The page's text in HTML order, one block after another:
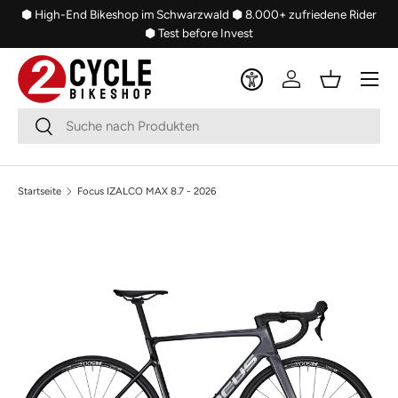
⬢ High-End Bikeshop im Schwarzwald ⬢ 8.000+ zufriedene Rider
⬢ Test before Invest
SuchenSuchen
Einloggen
Menü
Startseite Focus IZALCO MAX 8.7 - 2026